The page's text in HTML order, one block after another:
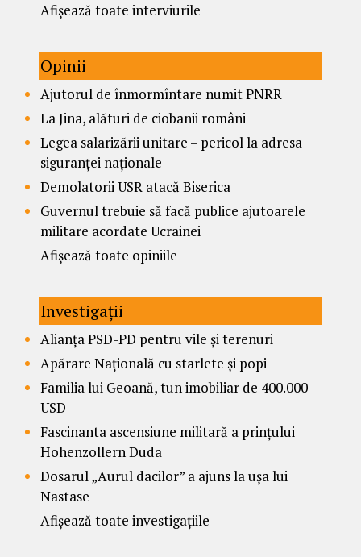
Afișează toate interviurile
Opinii
Ajutorul de înmormîntare numit PNRR
La Jina, alături de ciobanii români
Legea salarizării unitare – pericol la adresa
siguranței naționale
Demolatorii USR atacă Biserica
Guvernul trebuie să facă publice ajutoarele
militare acordate Ucrainei
Afișează toate opiniile
Investigații
Alianța PSD-PD pentru vile și terenuri
Apărare Națională cu starlete și popi
Familia lui Geoană, tun imobiliar de 400.000
USD
Fascinanta ascensiune militară a prințului
Hohenzollern Duda
Dosarul „Aurul dacilor” a ajuns la ușa lui
Nastase
Afișează toate investigațiile